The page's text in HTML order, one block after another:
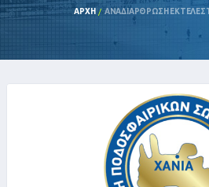
ΑΡΧΉ ΑΝΑΔΙΑΡΘΡΩΣΗ